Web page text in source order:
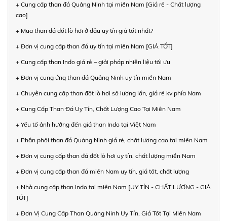
+ Cung cấp than đá Quảng Ninh tại miền Nam [Giá rẻ - Chất lượng
cao]
+ Mua than đá đốt lò hơi ở đâu uy tín giá tốt nhất?
+ Đơn vị cung cấp than đá uy tín tại miền Nam [GIÁ TỐT]
+ Cung cấp than Indo giá rẻ – giải pháp nhiên liệu tối ưu
+ Đơn vị cung ứng than đá Quảng Ninh uy tín miền Nam
+ Chuyên cung cấp than đốt lò hơi số lượng lớn, giá rẻ kv phía Nam
+ Cung Cấp Than Đá Uy Tín, Chất Lượng Cao Tại Miền Nam
+ Yếu tố ảnh hưởng đến giá than Indo tại Việt Nam
+ Phân phối than đá Quảng Ninh giá rẻ, chất lượng cao tại miền Nam
+ Đơn vị cung cấp than đá đốt lò hơi uy tín, chất lượng miền Nam
+ Đơn vị cung cấp than đá miền Nam uy tín, giá tốt, chất lượng
+ Nhà cung cấp than Indo tại miền Nam [UY TÍN - CHẤT LƯỢNG - GIÁ
TỐT]
+ Đơn Vị Cung Cấp Than Quảng Ninh Uy Tín, Giá Tốt Tại Miền Nam